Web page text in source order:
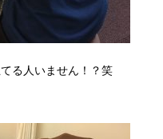
る人いません！？笑